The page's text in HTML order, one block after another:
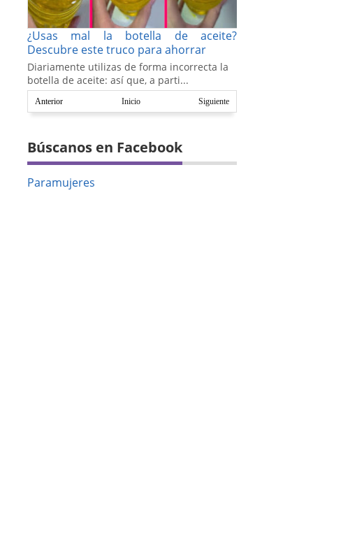
¿Usas mal la botella de aceite?
Descubre este truco para ahorrar
Diariamente utilizas de forma incorrecta la
botella de aceite: así que, a parti...
Anterior Siguiente
Inicio
Búscanos en Facebook
Paramujeres